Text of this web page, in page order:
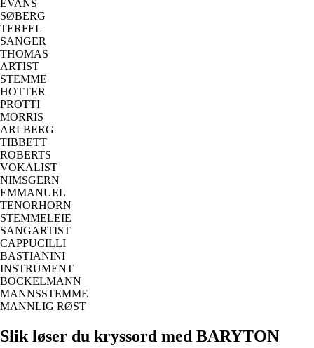
EVANS
SØBERG
TERFEL
SANGER
THOMAS
ARTIST
STEMME
HOTTER
PROTTI
MORRIS
ARLBERG
TIBBETT
ROBERTS
VOKALIST
NIMSGERN
EMMANUEL
TENORHORN
STEMMELEIE
SANGARTIST
CAPPUCILLI
BASTIANINI
INSTRUMENT
BOCKELMANN
MANNSSTEMME
MANNLIG RØST
Slik løser du kryssord med BARYTON